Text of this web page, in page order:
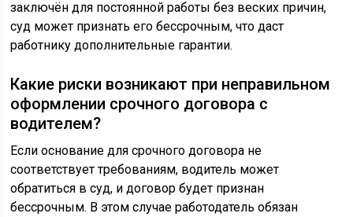
заключён для постоянной работы без веских причин,
суд может признать его бессрочным, что даст
работнику дополнительные гарантии.
Какие риски возникают при неправильном
оформлении срочного договора с
водителем?
Если основание для срочного договора не
соответствует требованиям, водитель может
обратиться в суд, и договор будет признан
бессрочным. В этом случае работодатель обязан